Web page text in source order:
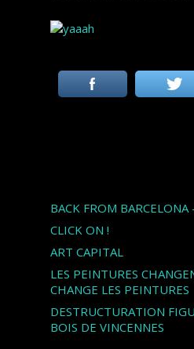
BACK FROM BARCELONA
CLICK ON !
ART CAPITAL
LES PEINTURES
CHANGE LES PEINTURES
DESTRUCTURATION
BOIS DE VINCENNES